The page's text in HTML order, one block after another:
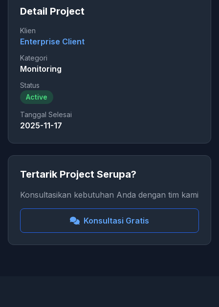
Detail Project
Klien
Enterprise Client
Kategori
Monitoring
Status
Active
Tanggal Selesai
2025-11-17
Tertarik Project Serupa?
Konsultasikan kebutuhan Anda dengan tim kami
Konsultasi Gratis